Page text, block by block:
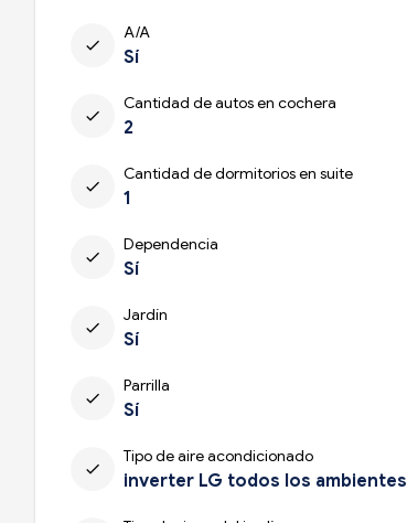
check
A/A
Sí
check
Cantidad de autos en cochera
2
check
Cantidad de dormitorios en suite
1
check
Dependencia
Sí
check
Jardín
Sí
check
Parrilla
Sí
check
Tipo de aire acondicionado
inverter LG todos los ambientes